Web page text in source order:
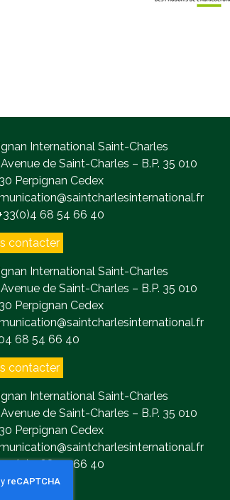
International Saint-Charles
de Saint-Charles – B.P. 35 010
Perpignan Cedex
68 54 66 40
contacter
International Saint-Charles
de Saint-Charles – B.P. 35 010
Perpignan Cedex
68 54 66 40
contacter
International Saint-Charles
de Saint-Charles – B.P. 35 010
Perpignan Cedex
68 54 66 40